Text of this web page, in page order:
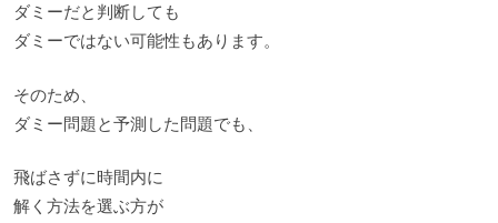
ダミーだと判断しても
ダミーではない可能性もあります。
そのため、
ダミー問題と予測した問題でも、
飛ばさずに時間内に
解く方法を選ぶ方が